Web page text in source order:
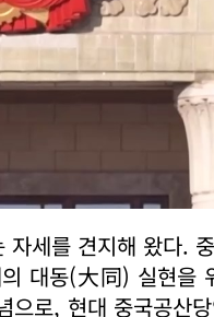
자세를 견지해 왔다.
대동(大同) 실현을
으로, 현대 중국공산